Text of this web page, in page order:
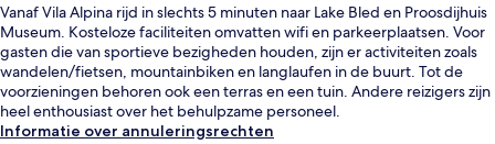
Vanaf Vila Alpina rijd in slechts 5 minuten naar Lake Bled en Proosdijhuis
Museum. Kosteloze faciliteiten omvatten wifi en parkeerplaatsen. Voor
gasten die van sportieve bezigheden houden, zijn er activiteiten zoals
wandelen/fietsen, mountainbiken en langlaufen in de buurt. Tot de
voorzieningen behoren ook een terras en een tuin. Andere reizigers zijn
heel enthousiast over het behulpzame personeel.
Informatie over annuleringsrechten